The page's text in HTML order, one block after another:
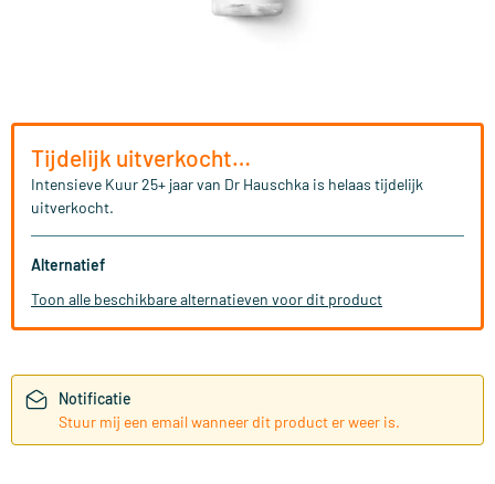
Tijdelijk uitverkocht…
Intensieve Kuur 25+ jaar van Dr Hauschka is helaas tijdelijk
uitverkocht.
Alternatief
Toon alle beschikbare alternatieven voor dit product
Notificatie
Stuur mij een email wanneer dit product er weer is.